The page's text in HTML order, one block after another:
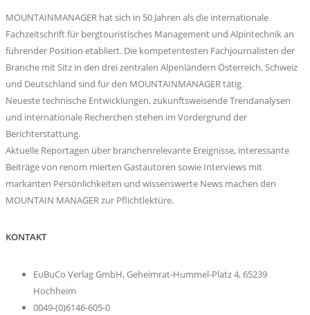
MOUNTAINMANAGER hat sich in 50 Jahren als die internationale
Fachzeitschrift für bergtouristisches Management und Alpintechnik an
führender Position etabliert. Die kompetentesten Fachjournalisten der
Branche mit Sitz in den drei zentralen Alpenländern Österreich, Schweiz
und Deutschland sind für den MOUNTAINMANAGER tätig.
Neueste technische Entwicklungen, zukunftsweisende Trendanalysen
und internationale Recherchen stehen im Vordergrund der
Berichterstattung.
Aktuelle Reportagen über branchenrelevante Ereignisse, interessante
Beiträge von renom mierten Gastautoren sowie Interviews mit
markanten Persönlichkeiten und wissenswerte News machen den
MOUNTAIN MANAGER zur Pflichtlektüre.
KONTAKT
EuBuCo Verlag GmbH, Geheimrat-Hummel-Platz 4, 65239
Hochheim
0049-(0)6146-605-0